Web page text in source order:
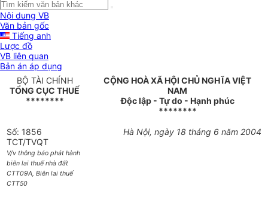
Nội dung VB
Văn bản gốc
Tiếng anh
Lược đồ
VB liên quan
Bản án áp dụng
BỘ TÀI CHÍNH
TỔNG CỤC THUẾ
********
CỘNG HOÀ XÃ HỘI CHỦ NGHĨA VIỆT
NAM
Độc lập - Tự do - Hạnh phúc
********
Số: 1856
TCT/TVQT
V/v thông báo phát hành
biên lai thuế nhà đất
CTT09A, Biên lai thuế
CTT50
Hà Nội, ngày 18 tháng 6 năm 2004